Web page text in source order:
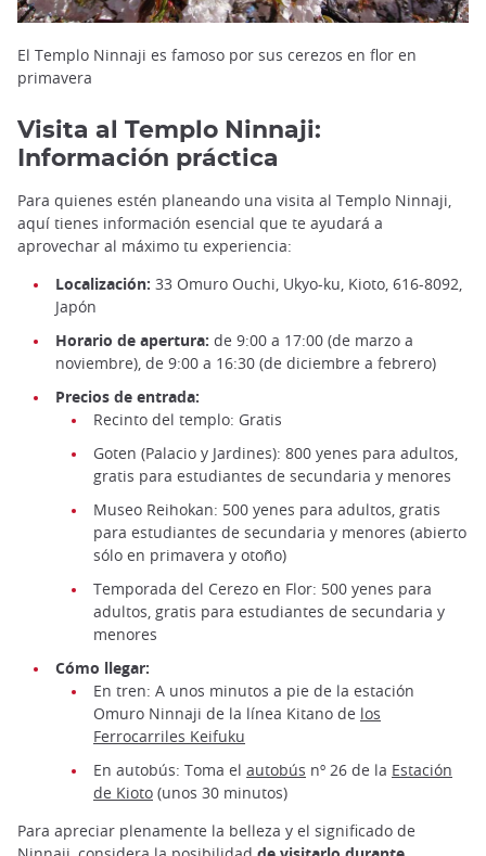
El Templo Ninnaji es famoso por sus cerezos en flor en
primavera
Visita al Templo Ninnaji:
Información práctica
Para quienes estén planeando una visita al Templo Ninnaji,
aquí tienes información esencial que te ayudará a
aprovechar al máximo tu experiencia:
Localización: 33 Omuro Ouchi, Ukyo-ku, Kioto, 616-8092,
Japón
Horario de apertura: de 9:00 a 17:00 (de marzo a
noviembre), de 9:00 a 16:30 (de diciembre a febrero)
Precios de entrada:
Recinto del templo: Gratis
Goten (Palacio y Jardines): 800 yenes para adultos,
gratis para estudiantes de secundaria y menores
Museo Reihokan: 500 yenes para adultos, gratis
para estudiantes de secundaria y menores (abierto
sólo en primavera y otoño)
Temporada del Cerezo en Flor: 500 yenes para
adultos, gratis para estudiantes de secundaria y
menores
Cómo llegar:
En tren: A unos minutos a pie de la estación
Omuro Ninnaji de la línea Kitano de los
Ferrocarriles Keifuku
En autobús: Toma el autobús nº 26 de la Estación
de Kioto (unos 30 minutos)
Para apreciar plenamente la belleza y el significado de